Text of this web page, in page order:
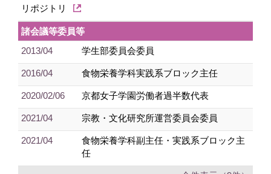
リポジトリ
諸会議等委員等
2013/04
学生部委員会委員
2016/04 食物栄養学科実践系ブロック主任
2020/02/06 京都女子学園労働者過半数代表
2021/04 宗教・文化研究所運営委員会委員
2021/04
食物栄養学科副主任・実践系ブロック主
任